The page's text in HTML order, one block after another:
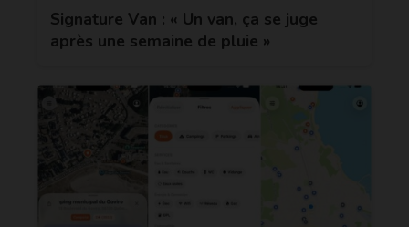
Signature Van : « Un van, ça se juge
après une semaine de pluie »